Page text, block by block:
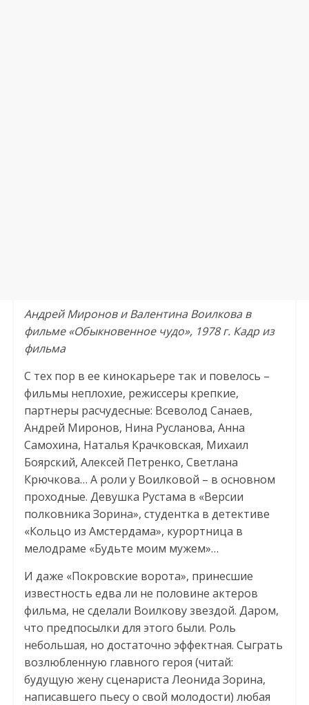
Андрей Миронов и Валентина Воилкова в
фильме «Обыкновенное чудо», 1978 г. Кадр из
фильма
С тех пор в ее кинокарьере так и повелось –
фильмы неплохие, режиссеры крепкие,
партнеры расчудесные: Всеволод Санаев,
Андрей Миронов, Нина Русланова, Анна
Самохина, Наталья Крачковская, Михаил
Боярский, Алексей Петренко, Светлана
Крючкова… А роли у Воилковой – в основном
проходные. Девушка Рустама в «Версии
полковника Зорина», студентка в детективе
«Кольцо из Амстердама», курортница в
мелодраме «Будьте моим мужем»…
И даже «Покровские ворота», принесшие
известность едва ли не половине актеров
фильма, не сделали Воилкову звездой. Даром,
что предпосылки для этого были. Роль
небольшая, но достаточно эффектная. Сыграть
возлюбленную главного героя (читай:
будущую жену сценариста Леонида Зорина,
написавшего пьесу о свой молодости) любая